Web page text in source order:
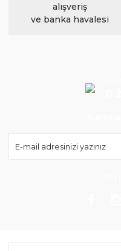
alışveriş
ve banka havalesi